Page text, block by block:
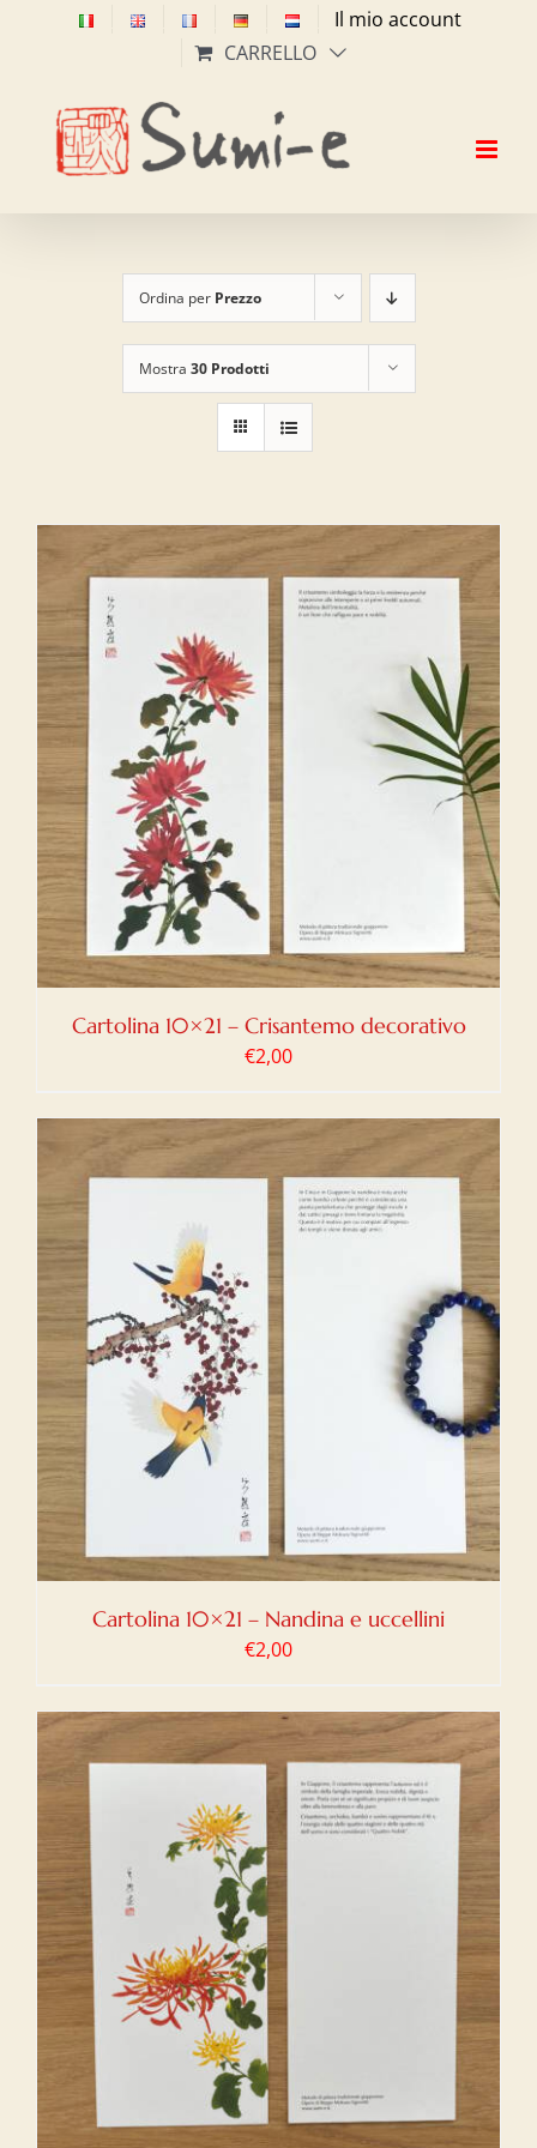
Il mio account
CARRELLO
Ordina per Prezzo
Mostra 30 Prodotti
Cartolina 10×21 – Crisantemo decorativo
€2,00
Cartolina 10×21 – Nandina e uccellini
€2,00